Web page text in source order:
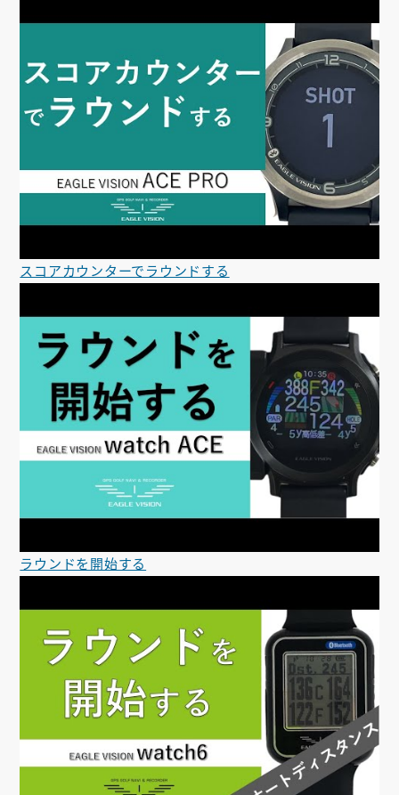
スコアカウンターでラウンドする
ラウンドを開始する